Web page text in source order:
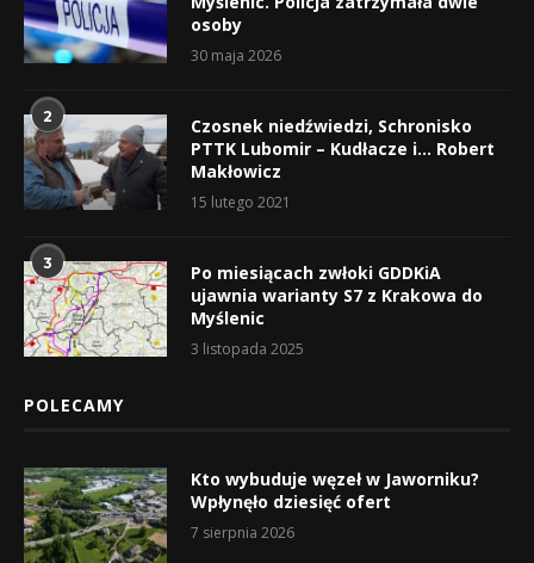
osoby
30 maja 2026
2
Czosnek niedźwiedzi, Schronisko
PTTK Lubomir – Kudłacze i… Robert
Makłowicz
15 lutego 2021
3
Po miesiącach zwłoki GDDKiA
ujawnia warianty S7 z Krakowa do
Myślenic
3 listopada 2025
POLECAMY
Kto wybuduje węzeł w Jaworniku?
Wpłynęło dziesięć ofert
7 sierpnia 2026